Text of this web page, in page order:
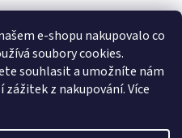
e-shopu nakupovalo co
soubory cookies.
souhlasit a umožníte nám
z nakupování.Více
Pálavou kování Tulip
Blum - perfecting motion